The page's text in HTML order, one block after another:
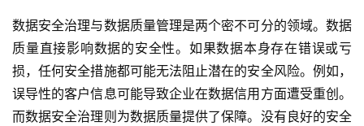
联
系
我
们
数据安全治理与数据质量管理是两个密不可分的领域。数据
质量直接影响数据的安全性。如果数据本身存在错误或亏
损，任何安全措施都可能无法阻止潜在的安全风险。例如，
误导性的客户信息可能导致企业在数据信用方面遭受重创。
而数据安全治理则为数据质量提供了保障。没有良好的安全